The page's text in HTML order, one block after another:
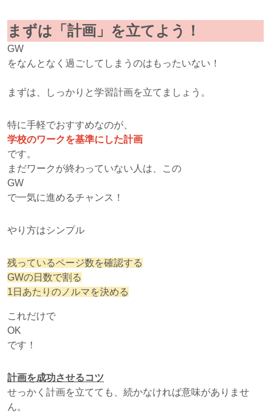
まずは「計画」を立てよう！
GW
をなんとなく過ごしてしまうのはもったいない！
まずは、しっかりと学習計画を立てましょう。
特に手軽でおすすめなのが、
学校のワークを基準にした計画
です。
まだワークが終わっていない人は、この
GW
で一気に進めるチャンス！
やり方はシンプル
残っているページ数を確認する
GWの日数で割る
1日あたりのノルマを決める
これだけで
OK
です！
計画を成功させるコツ
せっかく計画を立てても、続かなければ意味がありませ
ん。